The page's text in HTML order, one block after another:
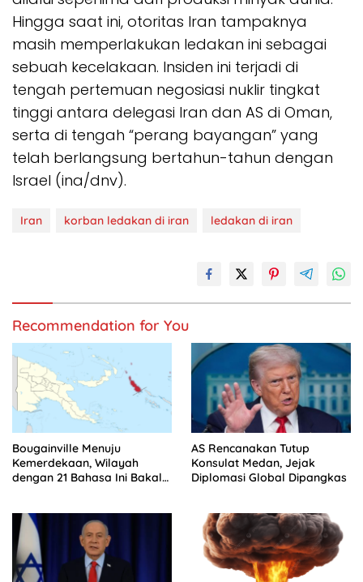
Hingga saat ini, otoritas Iran tampaknya
masih memperlakukan ledakan ini sebagai
sebuah kecelakaan. Insiden ini terjadi di
tengah pertemuan negosiasi nuklir tingkat
tinggi antara delegasi Iran dan AS di Oman,
serta di tengah “perang bayangan” yang
telah berlangsung bertahun-tahun dengan
Israel (ina/dnv).
Iran korban ledakan di iran ledakan di iran
Recommendation for You
Bougainville Menuju
Kemerdekaan, Wilayah
dengan 21 Bahasa Ini Bakal
AS Rencanakan Tutup
Konsulat Medan, Jejak
Diplomasi Global Dipangkas